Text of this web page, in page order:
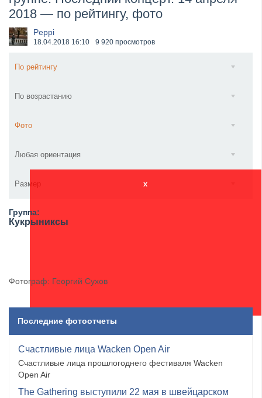
​Wacken Open Air 2027 объявил новую волну участ...
2018 — по рейтингу, фото
Peppi
18.04.2018 16:10 9 920 просмотров
По рейтингу
По возрастанию
Фото
Любая ориентация
Размер x
Группа:
Кукрыниксы
Фотограф: Георгий Сухов
Последние фотоотчеты
Счастливые лица Wacken Open Air
Счастливые лица прошлогоднего фестиваля Wacken
Open Air
The Gathering выступили 22 мая в швейцарском